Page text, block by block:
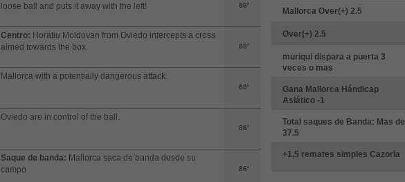
loose ball and puts it away with the left!
88'
Centro: Horatiu Moldovan from Oviedo intercepts a cross
aimed towards the box.
88'
Mallorca with a potentially dangerous attack.
88'
Oviedo are in control of the ball.
86'
Saque de banda: Mallorca saca de banda desde su
campo
86'
Mallorca Over(+) 2.5
Over(+) 2.5
muriqui dispara a puerta 3
veces o mas
Gana Mallorca Hándicap
Asiático -1
Total saques de Banda: Mas de
37.5
+1,5 remates simples Cazorla